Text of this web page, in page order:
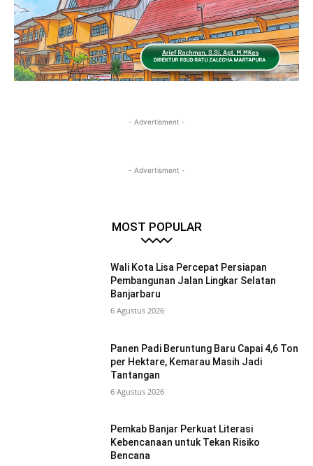
- Advertisment -
- Advertisment -
MOST POPULAR
Wali Kota Lisa Percepat Persiapan
Pembangunan Jalan Lingkar Selatan
Banjarbaru
6 Agustus 2026
Panen Padi Beruntung Baru Capai 4,6 Ton
per Hektare, Kemarau Masih Jadi
Tantangan
6 Agustus 2026
Pemkab Banjar Perkuat Literasi
Kebencanaan untuk Tekan Risiko
Bencana